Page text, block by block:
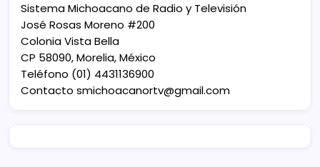
Sistema Michoacano de Radio y Televisión
José Rosas Moreno #200
Colonia Vista Bella
CP 58090, Morelia, México
Teléfono (01) 4431136900
Contacto smichoacanortv@gmail.com